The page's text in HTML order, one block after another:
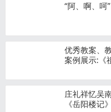
“阿、啊、呵
优秀教案、
案例展示:《
庄礼祥忆吴
《岳阳楼记》